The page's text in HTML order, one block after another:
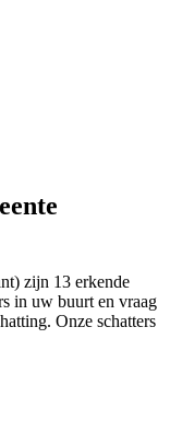
) zijn 13 erkende
in uw buurt en vraag
Onze schatters